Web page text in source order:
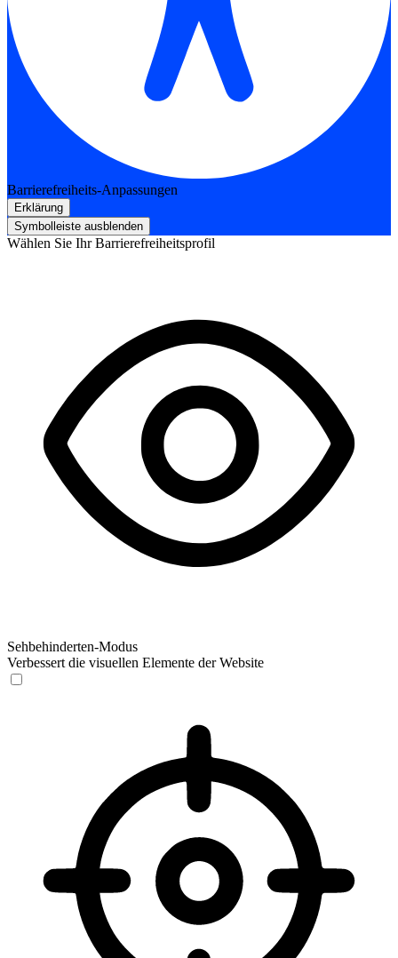
Barrierefreiheits-Anpassungen
Erklärung
Symbolleiste ausblenden
Wählen Sie Ihr Barrierefreiheitsprofil
Sehbehinderten-Modus
Verbessert die visuellen Elemente der Website